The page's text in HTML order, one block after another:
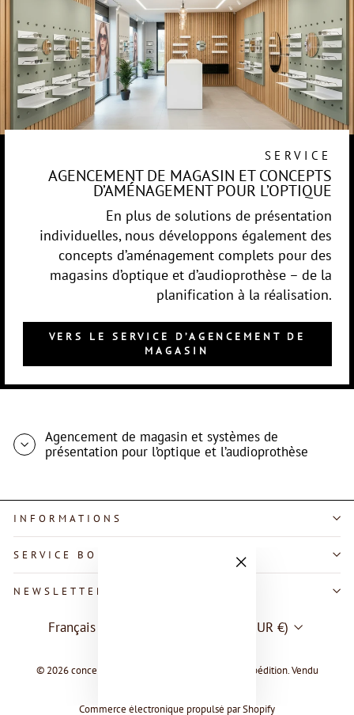
SERVICE
AGENCEMENT DE MAGASIN ET CONCEPTS
D’AMÉNAGEMENT POUR L’OPTIQUE
En plus de solutions de présentation
individuelles, nous développons également des
concepts d’aménagement complets pour des
magasins d’optique et d’audioprothèse – de la
planification à la réalisation.
VERS LE SERVICE D’AGENCEMENT DE
MAGASIN
Agencement de magasin et systèmes de
présentation pour l’optique et l’audioprothèse
INFORMATIONS
SERVICE BOUTIQUE
NEWSLETTER
LANGUE
Français Allemagne (EUR €)
© 2026 concept-s | Tous les prix plus la TVA et l'expédition. Vendu
Commerce électronique propulsé par Shopify